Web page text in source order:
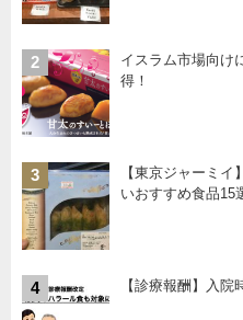
2
イスラム市場向け
得！
3
【東京ジャーミ
いおすすめ食品
4 【診療報酬】入